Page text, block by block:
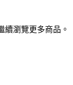
續瀏覽更多商品。